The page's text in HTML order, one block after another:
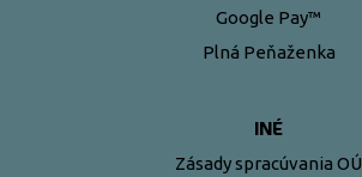
Google Pay™
Plná Peňaženka
INÉ
Zásady spracúvania OÚ